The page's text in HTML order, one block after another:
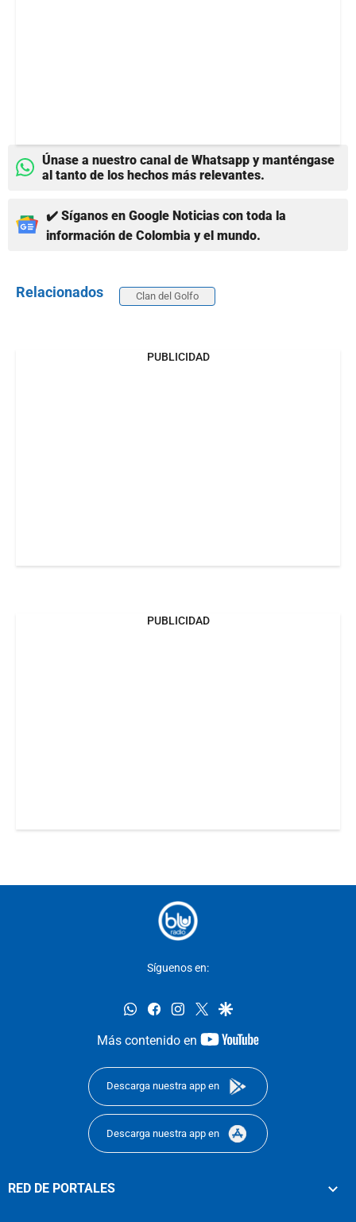
Únase a nuestro canal de Whatsapp y manténgase
al tanto de los hechos más relevantes.
✔️ Síganos en Google Noticias con toda la
información de Colombia y el mundo.
Relacionados Clan del Golfo
PUBLICIDAD
PUBLICIDAD
Síguenos en:
whatsappfacebookinstagram
twittergoogle
Más contenido en
youtube-
Descarga nuestra app en
Descarga nuestra app en
RED DE PORTALES